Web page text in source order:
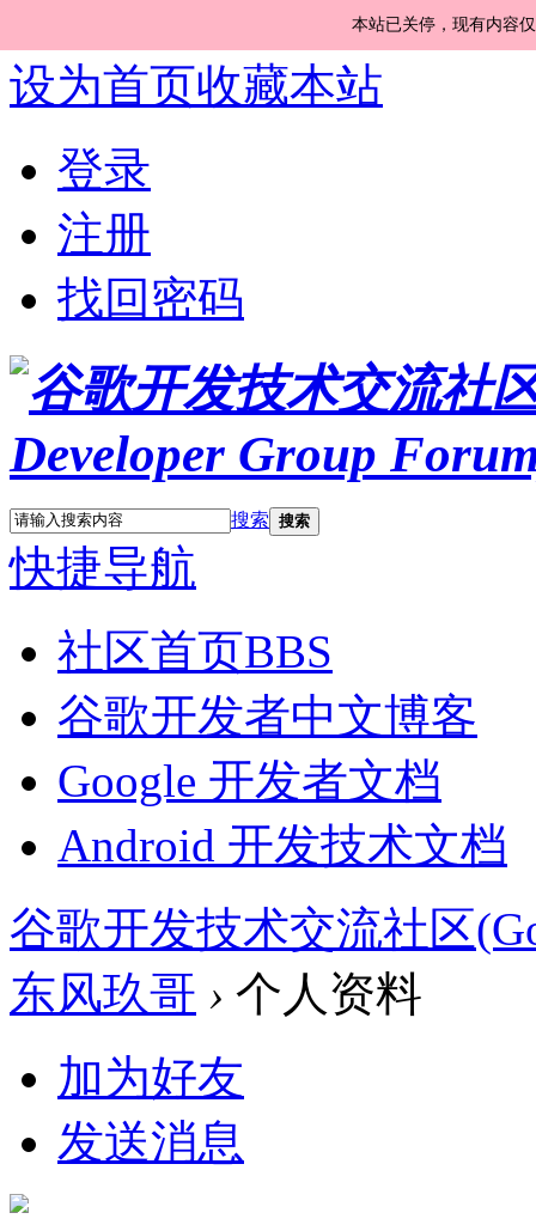
本站已关停，现有内容
设为首页收藏本站
登录
注册
找回密码
搜索 搜索
快捷导航
社区首页BBS
谷歌开发者中文博客
Google 开发者文档
Android 开发技术文档
谷歌开发技术交流社区
东风玖哥 › 个人资料
加为好友
发送消息